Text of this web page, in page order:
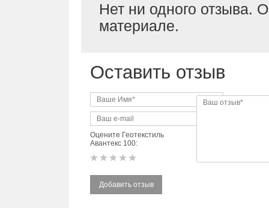
Нет ни одного отзыва.
материале.
Оставить отзыв
Оцените Геотекстиль
Авантекс 100:
Добавить отзыв